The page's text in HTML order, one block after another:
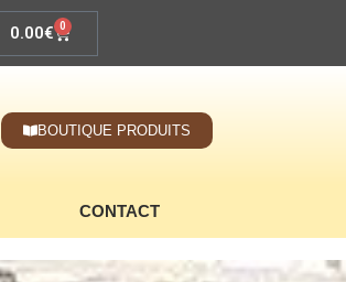
0.00€ 0
BOUTIQUE PRODUITS
CONTACT